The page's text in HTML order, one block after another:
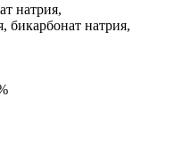
натрия,
бикарбонат натрия,